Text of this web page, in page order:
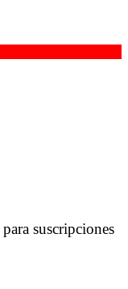
para suscripciones